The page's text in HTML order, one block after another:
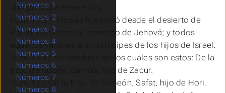
uno príncipe entre ellos.
Num 13:3 Y Moisés los envió desde el desierto de
Parán, conforme al mandato de Jehová; y todos
aquellos varones
príncipes de los hijos de Israel.
Num 13:4 Los nombres de los cuales son estos: De la
tribu de Rubén, Samúa, hijo de Zacur.
Num 13:5 De la tribu de Simeón, Safat, hijo de Hori.
Números 1
Números 2
Números 3
Números 4
Números 5
Números 6
Números 7
Números 8